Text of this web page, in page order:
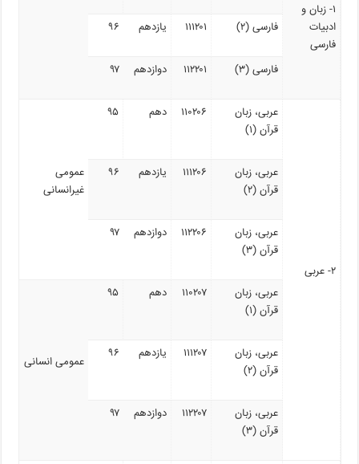
۱- زبان و
ادبیات
فارسی
فارسی (۲) ۱۱۱۲۰۱ یازدهم ۹۶
فارسی (۳) ۱۱۲۲۰۱ دوازدهم ۹۷
۲- عربی
عربی، زبان
قرآن (۱)
۱۱۰۲۰۶ دهم ۹۵
عمومی
غیرانسانی
عربی، زبان
قرآن (۲)
۱۱۱۲۰۶ یازدهم ۹۶
عربی، زبان
قرآن (۳)
۱۱۲۲۰۶ دوازدهم ۹۷
عربی، زبان
قرآن (۱)
۱۱۰۲۰۷ دهم ۹۵
عمومی انسانی
عربی، زبان
قرآن (۲)
۱۱۱۲۰۷ یازدهم ۹۶
عربی، زبان
قرآن (۳)
۱۱۲۲۰۷ دوازدهم ۹۷